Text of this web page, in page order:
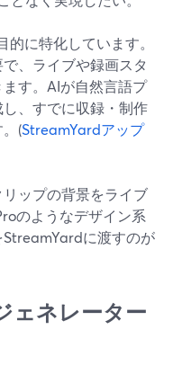
に特化しています。
、ライブや録画スタ
す。AIが自然言語プ
、すでに収録・制作
(StreamYardアップ
ップの背景をライブ
のようなデザイン系
に渡すのが
ェネレーター